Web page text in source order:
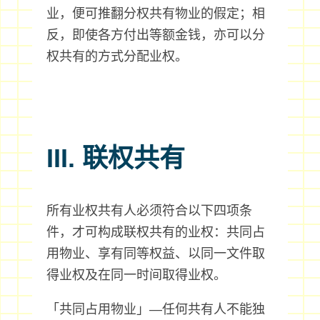
业，便可推翻分权共有物业的假定；相
反，即使各方付出等额金钱，亦可以分
权共有的方式分配业权。
III. 联权共有
所有业权共有人必须符合以下四项条
件，才可构成联权共有的业权：共同占
用物业、享有同等权益、以同一文件取
得业权及在同一时间取得业权。
「共同占用物业」—任何共有人不能独